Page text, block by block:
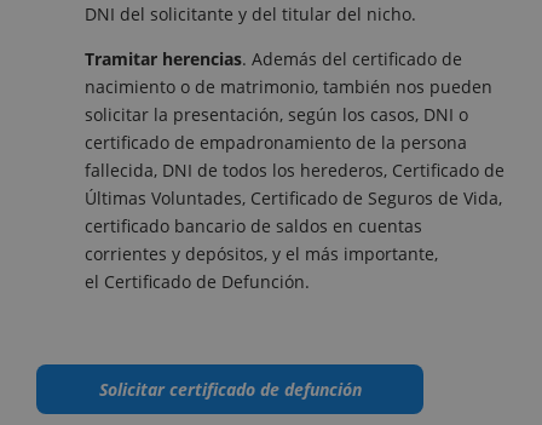
DNI del solicitante y del titular del nicho.
Tramitar herencias. Además del certificado de
nacimiento o de matrimonio, también nos pueden
solicitar la presentación, según los casos, DNI o
certificado de empadronamiento de la persona
fallecida, DNI de todos los herederos, Certificado de
Últimas Voluntades, Certificado de Seguros de Vida,
certificado bancario de saldos en cuentas
corrientes y depósitos, y el más importante,
el Certificado de Defunción.
Solicitar certificado de defunción